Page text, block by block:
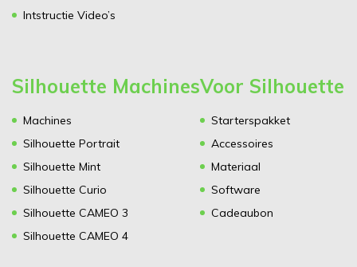
Intstructie Video’s
Silhouette Machines
Machines
Silhouette Portrait
Silhouette Mint
Silhouette Curio
Silhouette CAMEO 3
Silhouette CAMEO 4
Voor Silhouette
Starterspakket
Accessoires
Materiaal
Software
Cadeaubon